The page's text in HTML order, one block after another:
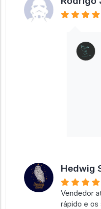
Hedwig
Vendedor
rápido e os